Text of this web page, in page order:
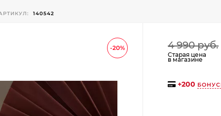
140542
-20% 4 990 руб.
Старая цена
в магазине
+200
частибез переплат